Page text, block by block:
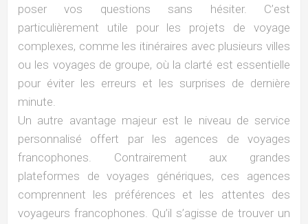
poser vos questions sans hésiter. C’est
particulièrement utile pour les projets de voyage
complexes, comme les itinéraires avec plusieurs villes
ou les voyages de groupe, où la clarté est essentielle
pour éviter les erreurs et les surprises de dernière
minute.
Un autre avantage majeur est le niveau de service
personnalisé offert par les agences de voyages
francophones. Contrairement aux grandes
plateformes de voyages génériques, ces agences
comprennent les préférences et les attentes des
voyageurs francophones. Qu’il s’agisse de trouver un